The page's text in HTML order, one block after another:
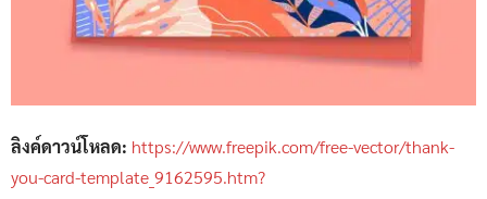
ลิงค์ดาวน์โหลด: https://www.freepik.com/free-vector/thank-
you-card-template_9162595.htm?